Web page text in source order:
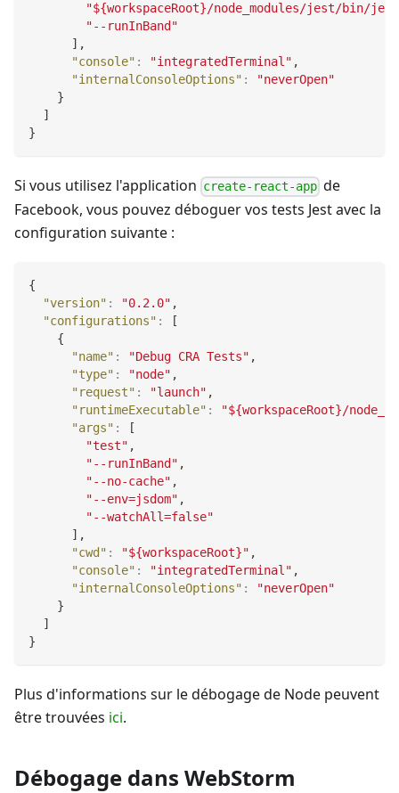
"${workspaceRoot}/node_modules/jest/bin/
"--runInBand"
] ,
"console" : "integratedTerminal" ,
"internalConsoleOptions" :
"neverOpen"
}
]
}
Si vous utilisez l'application create-react-app de
Facebook, vous pouvez déboguer vos tests Jest avec la
configuration suivante :
{
"version" : "0.2.0" ,
"configurations" :
[
{
"name" : "Debug CRA Tests" ,
"type" : "node" ,
"request" : "launch" ,
"runtimeExecutable" :
"${workspaceRoot}/
"args" :
[
"test" ,
"--runInBand" ,
"--no-cache" ,
"--env=jsdom" ,
"--watchAll=false"
] ,
"cwd" : "${workspaceRoot}" ,
"console" : "integratedTerminal" ,
"internalConsoleOptions" :
"neverOpen"
}
]
}
Plus d'informations sur le débogage de Node peuvent
être trouvées ici.
Débogage dans WebStorm